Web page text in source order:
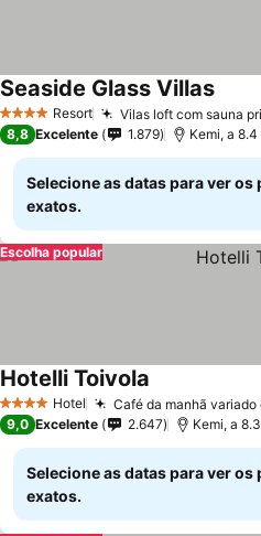
4 EstrelasResort Vilas loft com sauna
Seaside Glass Villas
8,8 Excelente 1.879 Kemi, a
Selecione as datas para ver os
exatos.
Escolha popular
4 EstrelasHotel Café da manhã
Hotelli Toivola
9,0 Excelente 2.647 Kemi, a
Selecione as datas para ver os
exatos.